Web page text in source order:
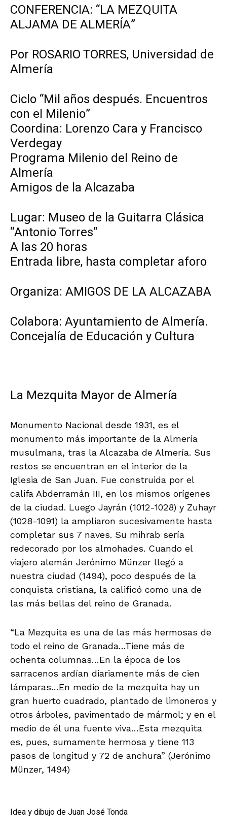
CONFERENCIA: “LA MEZQUITA
ALJAMA DE ALMERÍA”
Por ROSARIO TORRES, Universidad de
Almería
Ciclo “Mil años después. Encuentros
con el Milenio”
Coordina: Lorenzo Cara y Francisco
Verdegay
Programa Milenio del Reino de
Almería
Amigos de la Alcazaba
Lugar: Museo de la Guitarra Clásica
“Antonio Torres”
A las 20 horas
Entrada libre, hasta completar aforo
Organiza: AMIGOS DE LA ALCAZABA
Colabora: Ayuntamiento de Almería.
Concejalía de Educación y Cultura
La Mezquita Mayor de Almería
Monumento Nacional desde 1931, es el
monumento más importante de la Almería
musulmana, tras la Alcazaba de Almería. Sus
restos se encuentran en el interior de la
Iglesia de San Juan. Fue construida por el
califa Abderramán III, en los mismos orígenes
de la ciudad. Luego Jayrán (1012-1028) y Zuhayr
(1028-1091) la ampliaron sucesivamente hasta
completar sus 7 naves. Su mihrab sería
redecorado por los almohades. Cuando el
viajero alemán Jerónimo Münzer llegó a
nuestra ciudad (1494), poco después de la
conquista cristiana, la calificó como una de
las más bellas del reino de Granada.
“La Mezquita es una de las más hermosas de
todo el reino de Granada…Tiene más de
ochenta columnas…En la época de los
sarracenos ardían diariamente más de cien
lámparas…En medio de la mezquita hay un
gran huerto cuadrado, plantado de limoneros y
otros árboles, pavimentado de mármol; y en el
medio de él una fuente viva…Esta mezquita
es, pues, sumamente hermosa y tiene 113
pasos de longitud y 72 de anchura” (Jerónimo
Münzer, 1494)
Idea y dibujo de Juan José Tonda